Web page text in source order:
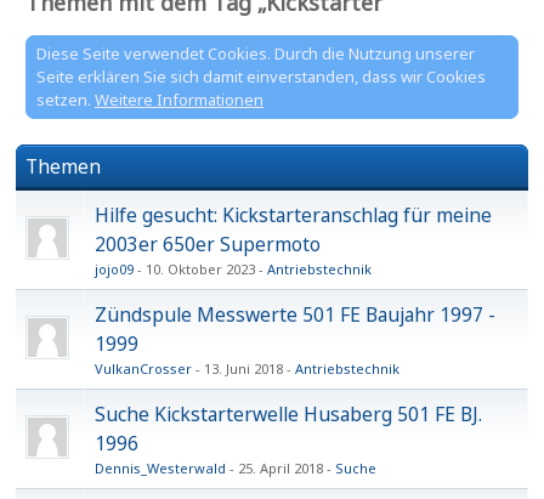
Diese Seite verwendet Cookies. Durch die Nutzung unserer
Seite erklären Sie sich damit einverstanden, dass wir Cookies
setzen. Weitere Informationen
Themen
Hilfe gesucht: Kickstarteranschlag für meine
2003er 650er Supermoto
jojo09 10. Oktober 2023 Antriebstechnik
Zündspule Messwerte 501 FE Baujahr 1997 -
1999
VulkanCrosser 13. Juni 2018 Antriebstechnik
Suche Kickstarterwelle Husaberg 501 FE BJ.
1996
Dennis_Westerwald 25. April 2018 Suche